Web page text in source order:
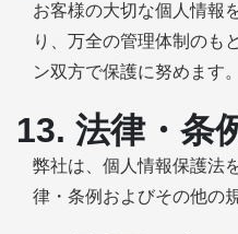
お客様の大切な個人情報
り、万全の管理体制のも
ン双方で保護に努めます。
13. 法律・条
弊社は、個人情報保護法
律・条例およびその他の